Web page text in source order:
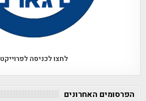
לחצו לכניסה לפרוייקט
הפרסומים האחרונים